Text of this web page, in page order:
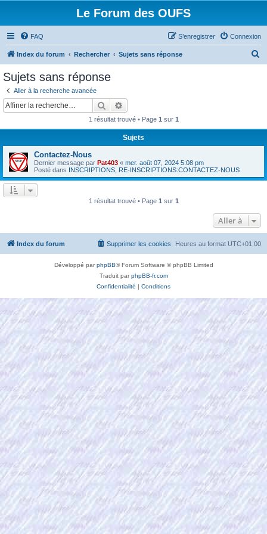
Le Forum des OUFS
FAQ Connexion
S’enregistrer
Index du forum Rechercher Sujets sans réponse
r
Sujets sans réponse
Aller à la recherche avancée
Rechercher
1 résultat trouvé • Page 1 sur 1
Sujets
Contactez-Nous
Dernier message par Pat403 « mer. août 07, 2024 5:08 pm
Posté dans INSCRIPTIONS, RE-INSCRIPTIONS:CONTACTEZ-NOUS
1 résultat trouvé • Page 1 sur 1
Aller à
Index du forum Heures au format UTC+01:00
Supprimer les cookies
Développé parphpBB® Forum Software © phpBB Limited
Traduit parphpBB-fr.com
Confidentialité | Conditions